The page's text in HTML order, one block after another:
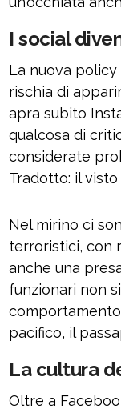
I social
La nuova
rischia di
apra subito
qualcosa di
considerate
Tradotto: il
Nel mirino ci
terroristici, con
anche una
funzionari non
pacifico, il
La cultura
Oltre a